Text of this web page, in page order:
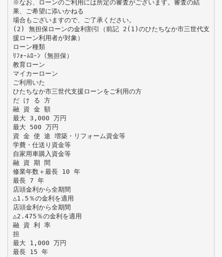
※なお、ローンのご利用には所定の審査がございます。審査の結
果、ご希望に添いかねる
場合もございますので、ご了承ください。
(2) 無担保ローンの金利割引（前記 2(1)のひたちなか市三世代支
援ローン利用者が対象）
ローン種類
ﾘﾌｫｰﾑﾛｰﾝ（無担保）
教育ローン
マイカーローン
ご利用いた
ひたちなか市三世代支援ローンをご利用の方
だ け る 方
融 資 金 額
最大 3,000 万円
最大 500 万円
資 金 使 途 増築・リフォーム資金等
学費・仕送り資金等
自家用車購入資金等
融 資 期 間
修業年数＋最長 10 年
最長 7 年
店頭金利から全期間
△1.5％の金利を適用
店頭金利から全期間
△2.475％の金利を適用
融 資 利 率
担
最大 1,000 万円
最長 15 年